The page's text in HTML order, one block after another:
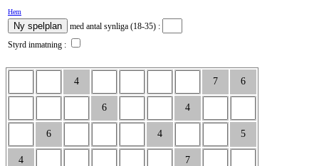
Hem
med antal synliga (18-35) :
Styrd inmatning :
4 7 6
6 4
6 4 5
4 7